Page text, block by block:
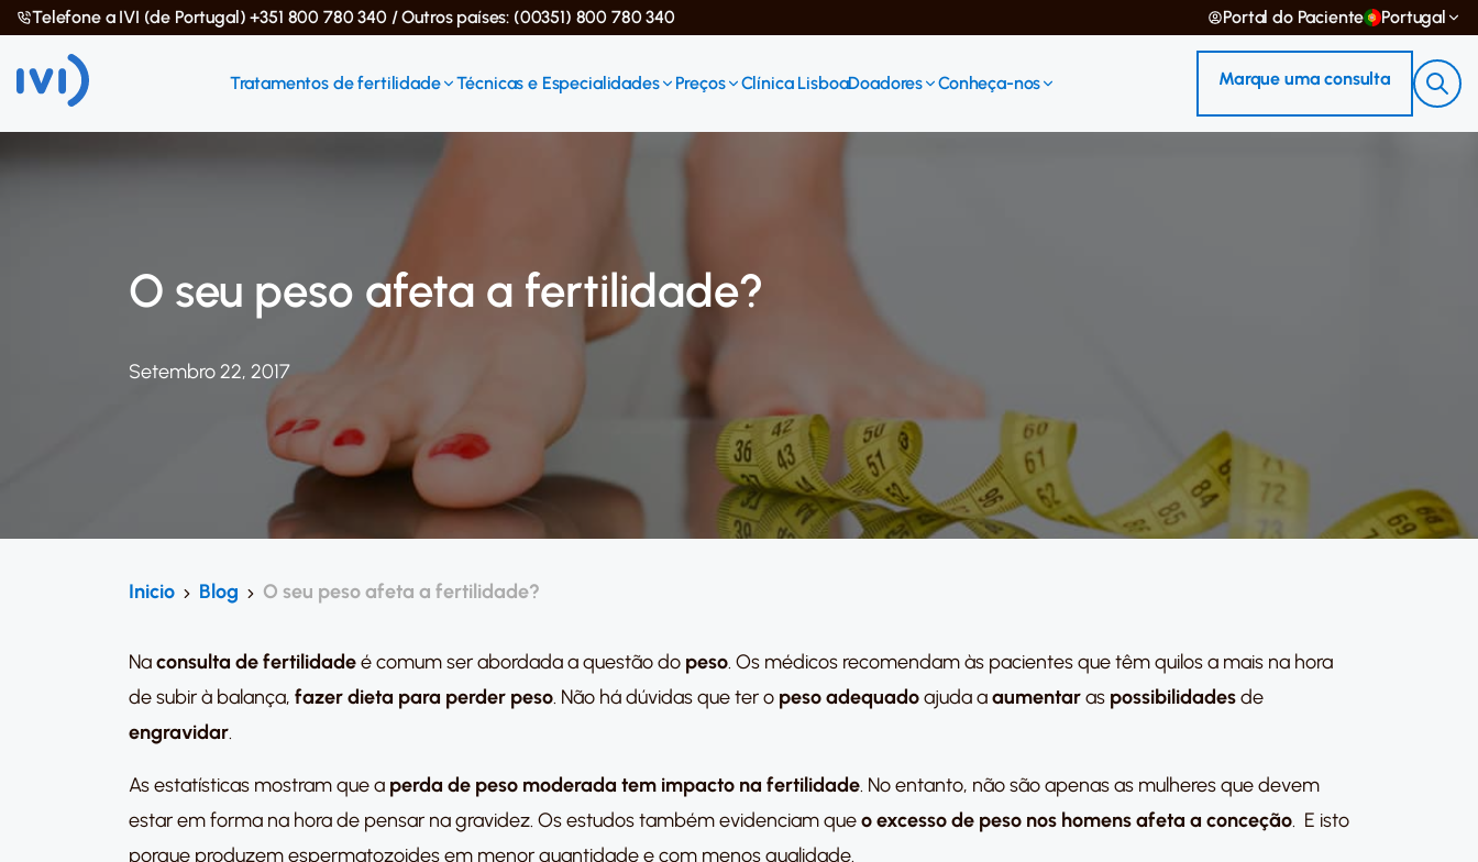
Telefone a IVI (de Portugal) +351 800 780 340 / Outros países: (00351) 800 780 340 Portal do Paciente Portugal
Tratamentos de fertilidade Técnicas e Especialidades Preços Clínica LisboaDoadores Conheça-nos Marque uma consulta
O seu peso afeta a fertilidade?
Setembro 22, 2017
Inicio Blog O seu peso afeta a fertilidade?
Naconsulta de fertilidadeé comum ser abordada a questão do peso. Os médicos recomendam às pacientes que têm quilos a mais na hora
de subir à balança, fazer dieta para perder peso. Não há dúvidas que ter o peso adequadoajuda aaumentaras possibilidadesde
engravidar.
As estatísticas mostram que a perda de peso moderada tem impacto na fertilidade. No entanto, não são apenas as mulheres que devem
estar em forma na hora de pensar na gravidez. Os estudos também evidenciam queo excesso de peso nos homensafeta a conceção. E isto
porque produzem espermatozoides em menor quantidade e com menos qualidade.